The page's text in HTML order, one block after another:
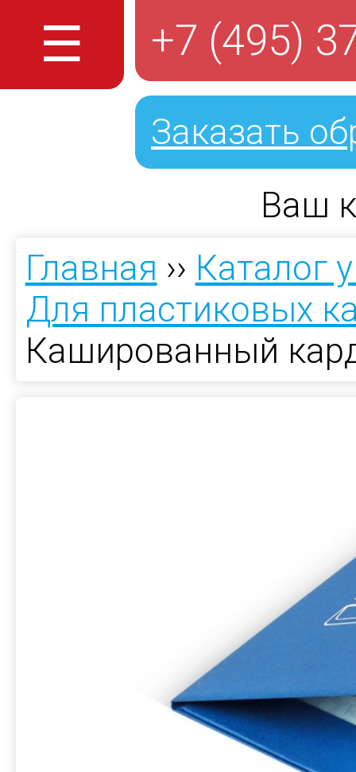
☰ +7 (495)
Заказать
Ваш
Главная ›› Каталог
Для пластиковых
Кашированный